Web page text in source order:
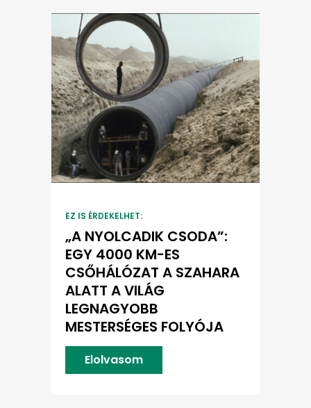
EZ IS ÉRDEKELHET:
„A NYOLCADIK CSODA”:
EGY 4000 KM-ES
CSŐHÁLÓZAT A SZAHARA
ALATT A VILÁG
LEGNAGYOBB
MESTERSÉGES FOLYÓJA
Elolvasom